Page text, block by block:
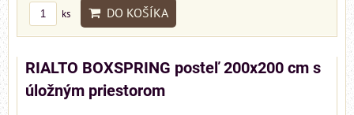
ks DO KOŠÍKA
RIALTO BOXSPRING posteľ 200x200 cm s
úložným priestorom